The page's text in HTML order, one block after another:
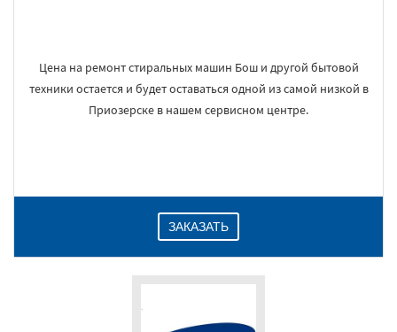
Цена на ремонт стиральных машин Бош и другой бытовой
техники остается и будет оставаться одной из самой низкой в
Приозерске в нашем сервисном центре.
ЗАКАЗАТЬ